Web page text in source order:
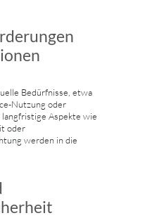
Bedürfnisse, etwa
Nutzung oder
Aspekte wie
oder
werden in die